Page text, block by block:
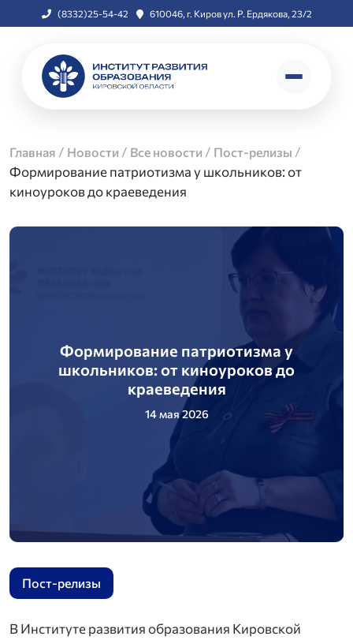
(8332)25-54-42 610046, г. Киров ул. Р. Ердякова, 23/2
Главная / Новости / Все новости / Пост-релизы /
Формирование патриотизма у школьников: от
киноуроков до краеведения
Формирование патриотизма у
школьников: от киноуроков до
краеведения
14 мая 2026
Пост-релизы
В Институте развития образования Кировской